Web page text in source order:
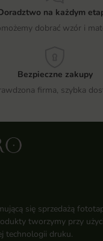
na każdym
dobrać wzór i
Bezpieczne zakupy
firma, szybka
się sprzedażą
tworzymy przy
technologii druku.